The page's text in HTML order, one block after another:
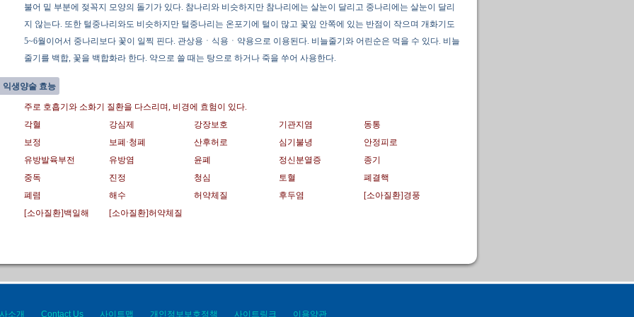
불어 밑 부분에 젖꼭지 모양의 돌기가 있다. 참나리와 비슷하지만 참나리에는 살눈이 달리고 중나리에는 살눈이 달리
지 않는다. 또한 털중나리와도 비슷하지만 털중나리는 온포기에 털이 많고 꽃잎 안쪽에 있는 반점이 작으며 개화기도
5~6월이어서 중나리보다 꽃이 일찍 핀다. 관상용ㆍ식용ㆍ약용으로 이용된다. 비늘줄기와 어린순은 먹을 수 있다. 비늘
줄기를 백합, 꽃을 백합화라 한다. 약으로 쓸 때는 탕으로 하거나 죽을 쑤어 사용한다.
익생양술 효능
주로 호흡기와 소화기 질환을 다스리며, 비경에 효험이 있다.
각혈
강심제 강장보호 기관지염
동통
보정
보폐·청폐 산후허로 심기불녕
안정피로
유방발육부전
유방염 윤폐 정신분열증
종기
중독
진정 청심 토혈
폐결핵
폐렴
해수 허약체질 후두염
[소아질환]경풍
[소아질환]백일해
[소아질환]허약체질
소개 Contact Us 사이트맵 개인정보보호정책 사이트링크 이용약관